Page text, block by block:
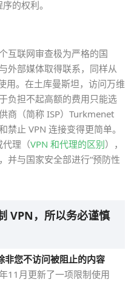
的权利。
互联网审查极为严格的国
外部媒体取得联系，同样从
用。在土库曼斯坦，访问万维
负担不起高额的费用只能选
商（简称 ISP）Turkmenet
止 VPN 连接变得更简单。
代理（VPN 和代理的区别），
并与国家安全部进行“预防性
VPN，所以务必谨慎
非您不访问被阻止的内容
11月更新了一项限制使用